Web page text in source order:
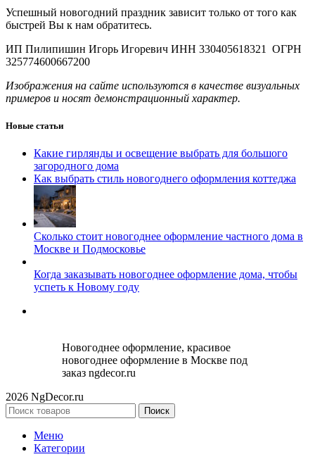
Успешный новогодний праздник зависит только от того как
быстрей Вы к нам обратитесь.
ИП Пилипишин Игорь Игоревич ИНН 330405618321 ОГРН
325774600667200
Изображения на сайте используются в качестве визуальных
примеров и носят демонстрационный характер.
Новые статьи
Какие гирлянды и освещение выбрать для большого
загородного дома
Как выбрать стиль новогоднего оформления коттеджа
Сколько стоит новогоднее оформление частного дома в
Москве и Подмосковье
Когда заказывать новогоднее оформление дома, чтобы
успеть к Новому году
Новогоднее оформление, красивое
новогоднее оформление в Москве под
заказ ngdecor.ru
2026 NgDecor.ru
Поиск
Меню
Категории